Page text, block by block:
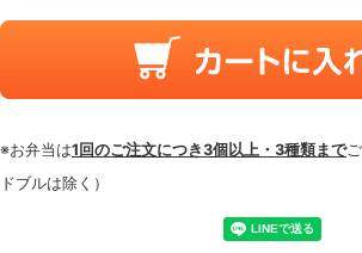
※お弁当は1回のご注文につき3個以上・3種類まで
ドブルは除く）